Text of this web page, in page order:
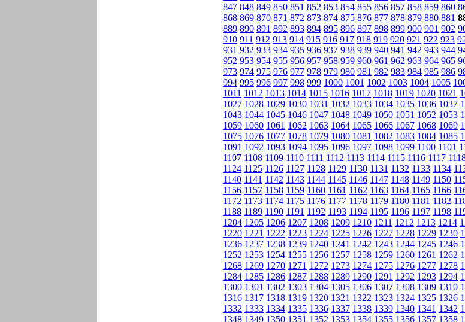
847 848 849 850 851 852 853 854 855 856 857 858 859 860
868 869 870 871 872 873 874 875 876 877 878 879 880 881
889 890 891 892 893 894 895 896 897 898 899 900 901 902
910 911 912 913 914 915 916 917 918 919 920 921 922 923
931 932 933 934 935 936 937 938 939 940 941 942 943 944
952 953 954 955 956 957 958 959 960 961 962 963 964 965
973 974 975 976 977 978 979 980 981 982 983 984 985 986
994 995 996 997 998 999 1000 1001 1002 1003 1004 1005
1011 1012 1013 1014 1015 1016 1017 1018 1019 1020 1021
1027 1028 1029 1030 1031 1032 1033 1034 1035 1036 1037
1043 1044 1045 1046 1047 1048 1049 1050 1051 1052 1053
1059 1060 1061 1062 1063 1064 1065 1066 1067 1068 1069
1075 1076 1077 1078 1079 1080 1081 1082 1083 1084 1085
1091 1092 1093 1094 1095 1096 1097 1098 1099 1100 1101
1107 1108 1109 1110 1111 1112 1113 1114 1115 1116 1117
1124 1125 1126 1127 1128 1129 1130 1131 1132 1133 1134
1140 1141 1142 1143 1144 1145 1146 1147 1148 1149 1150
1156 1157 1158 1159 1160 1161 1162 1163 1164 1165 1166
1172 1173 1174 1175 1176 1177 1178 1179 1180 1181 1182
1188 1189 1190 1191 1192 1193 1194 1195 1196 1197 1198
1204 1205 1206 1207 1208 1209 1210 1211 1212 1213 1214
1220 1221 1222 1223 1224 1225 1226 1227 1228 1229 1230
1236 1237 1238 1239 1240 1241 1242 1243 1244 1245 1246
1252 1253 1254 1255 1256 1257 1258 1259 1260 1261 1262
1268 1269 1270 1271 1272 1273 1274 1275 1276 1277 1278
1284 1285 1286 1287 1288 1289 1290 1291 1292 1293 1294
1300 1301 1302 1303 1304 1305 1306 1307 1308 1309 1310
1316 1317 1318 1319 1320 1321 1322 1323 1324 1325 1326
1332 1333 1334 1335 1336 1337 1338 1339 1340 1341 1342
1348 1349 1350 1351 1352 1353 1354 1355 1356 1357 1358